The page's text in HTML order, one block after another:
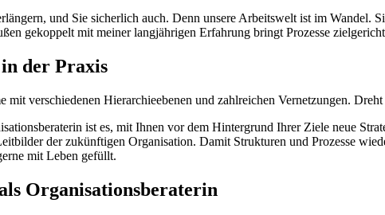
und Sie sicherlich auch. Denn unsere Arbeitswelt ist im Wandel.
gekoppelt mit meiner langjährigen Erfahrung bringt Prozesse
der Praxis
mit verschiedenen Hierarchieebenen und zahlreichen Vernetzungen.
ist es, mit Ihnen vor dem Hintergrund Ihrer Ziele neue
der zukünftigen Organisation. Damit Strukturen und Prozesse
mit Leben gefüllt.
Organisationsberaterin